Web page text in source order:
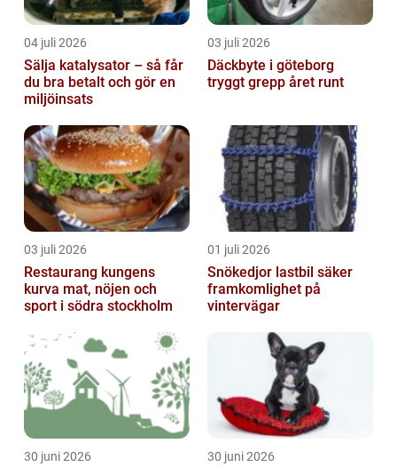
04 juli 2026
Sälja katalysator – så får
du bra betalt och gör en
miljöinsats
03 juli 2026
Däckbyte i göteborg
tryggt grepp året runt
03 juli 2026
Restaurang kungens
kurva mat, nöjen och
sport i södra stockholm
01 juli 2026
Snökedjor lastbil säker
framkomlighet på
vintervägar
30 juni 2026 30 juni 2026